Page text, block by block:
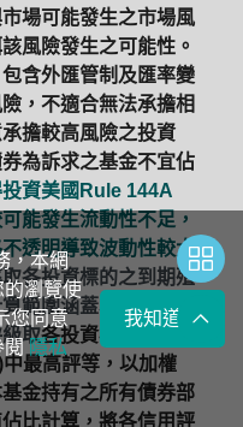
場可能發生之市場風
風險發生之可能性。
含外匯管制及匯率變
，不適合無法承擔相
擔較高風險之投資
為訴求之基金不宜佔
資美國Rule 144A
能發生流動性不足，
透明導致波動性較大
各投資標的之到期殖
範圍涵蓋本基金持有
取各投資標的三大信
最高評等，以加權
金持有之所有債券部
比計算，將各信用評
，本網
瀏覽使
您同意
閱隱私
我知道了